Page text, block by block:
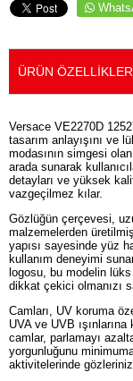
ÜRÜN
Versace VE2270D
tasarım anlayışını ve
modasının simgesi
arada sunarak
detayları ve yüksek
vazgeçilmez kılar.
Gözlüğün çerçevesi,
malzemelerden
yapısı sayesinde yüz
kullanım deneyimi
logosu, bu modelin
dikkat çekici olmanızı
Camları, UV koruma
UVA ve UVB
camlar, parlamayı
yorgunluğunu
aktivitelerinde